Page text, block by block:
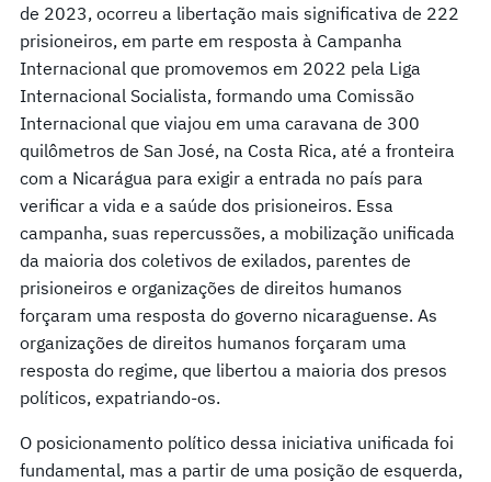
de 2023, ocorreu a libertação mais significativa de 222
prisioneiros, em parte em resposta à Campanha
Internacional que promovemos em 2022 pela Liga
Internacional Socialista, formando uma Comissão
Internacional que viajou em uma caravana de 300
quilômetros de San José, na Costa Rica, até a fronteira
com a Nicarágua para exigir a entrada no país para
verificar a vida e a saúde dos prisioneiros. Essa
campanha, suas repercussões, a mobilização unificada
da maioria dos coletivos de exilados, parentes de
prisioneiros e organizações de direitos humanos
forçaram uma resposta do governo nicaraguense. As
organizações de direitos humanos forçaram uma
resposta do regime, que libertou a maioria dos presos
políticos, expatriando-os.
O posicionamento político dessa iniciativa unificada foi
fundamental, mas a partir de uma posição de esquerda,